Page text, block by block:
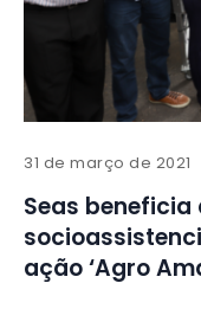
31 de março de 2021
Seas
ação ‘Agro